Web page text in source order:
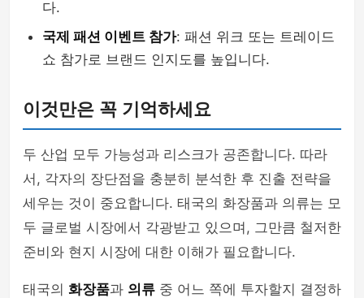
다.
국제 패션 이벤트 참가: 패션 위크 또는 트레이드
쇼 참가로 브랜드 인지도를 높입니다.
이것만은 꼭 기억하세요
두 산업 모두 가능성과 리스크가 공존합니다. 따라
서, 각자의 장단점을 충분히 분석한 후 진출 전략을
세우는 것이 중요합니다. 태국의 화장품과 의류는 모
두 글로벌 시장에서 각광받고 있으며, 그만큼 철저한
준비와 현지 시장에 대한 이해가 필요합니다.
태국의 화장품과 의류 중 어느 쪽에 투자할지 결정하